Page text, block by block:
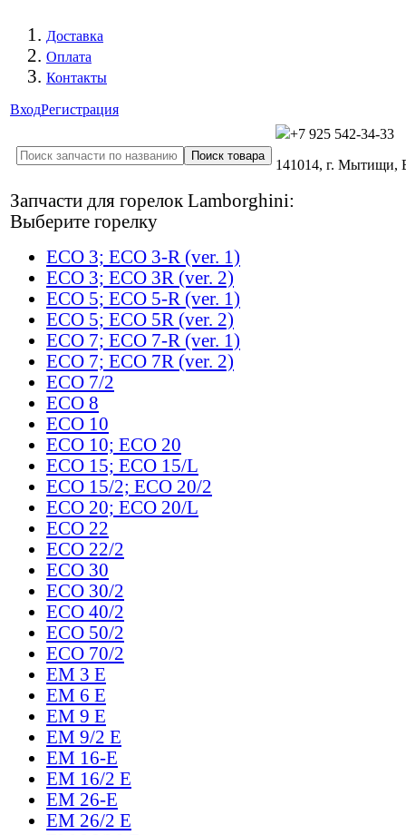
Доставка
Оплата
Контакты
ВходРегистрация
+7 925 542-34-33
141014, г. Мытищи,
Запчасти для горелок Lamborghini:
Выберите горелку
ECO 3; ECO 3-R (ver. 1)
ECO 3; ECO 3R (ver. 2)
ECO 5; ECO 5-R (ver. 1)
ECO 5; ECO 5R (ver. 2)
ECO 7; ECO 7-R (ver. 1)
ECO 7; ECO 7R (ver. 2)
ECO 7/2
ECO 8
ECO 10
ECO 10; ECO 20
ECO 15; ECO 15/L
ECO 15/2; ECO 20/2
ECO 20; ECO 20/L
ECO 22
ECO 22/2
ECO 30
ECO 30/2
ECO 40/2
ECO 50/2
ECO 70/2
EM 3 E
EM 6 E
EM 9 E
EM 9/2 E
EM 16-E
EM 16/2 E
EM 26-E
EM 26/2 E